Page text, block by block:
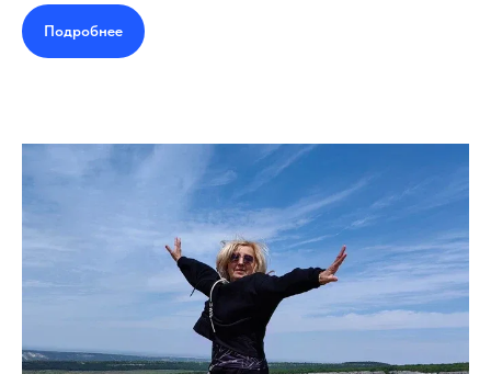
Подробнее